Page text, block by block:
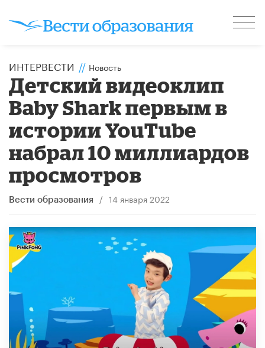
ИНТЕРВЕСТИ // Новость
Детский видеоклип
Baby Shark первым в
истории YouTube
набрал 10 миллиардов
просмотров
Вести образования / 14 января 2022